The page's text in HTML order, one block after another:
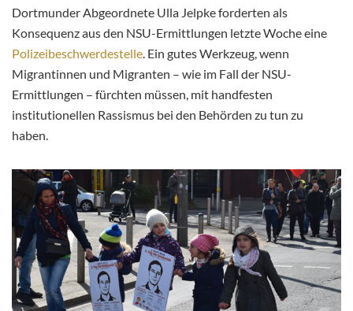
Dortmunder Abgeordnete Ulla Jelpke forderten als
Konsequenz aus den NSU-Ermittlungen letzte Woche eine
Polizeibeschwerdestelle. Ein gutes Werkzeug, wenn
Migrantinnen und Migranten – wie im Fall der NSU-
Ermittlungen – fürchten müssen, mit handfesten
institutionellen Rassismus bei den Behörden zu tun zu
haben.